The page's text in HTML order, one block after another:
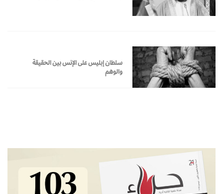
سلطان إبليس على الإنس بين الحقيقة
والوهم